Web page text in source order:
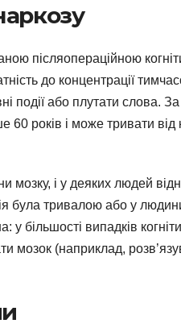
післяопераційною
до концентрації
події або плутати слова.
років і може тривати від
і у деяких людей
була тривалою або у
більшості випадків
мозок (наприклад,